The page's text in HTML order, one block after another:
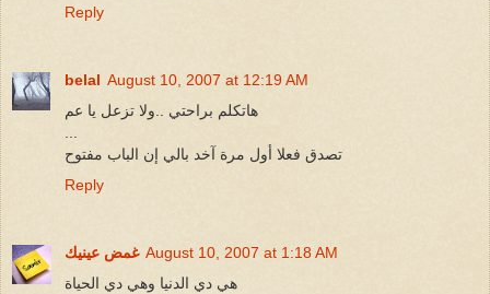
Reply
belal August 10, 2007 at 12:19 AM
هاتكلم براحتي ..ولا تزعل يا عم
تصدق فعلا أول مرة آخد بالي إن الباب مفتوح
Reply
غمض عينيك August 10, 2007 at 1:18 AM
هي دي الدنيا وهي دي الحياة